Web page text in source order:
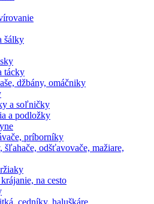
šálky
tácky
džbány, omáčniky
a soľničky
a podložky
príborníky
šľahače, odšťavovače, mažiare,
na cesto
cedníky, haluškáre